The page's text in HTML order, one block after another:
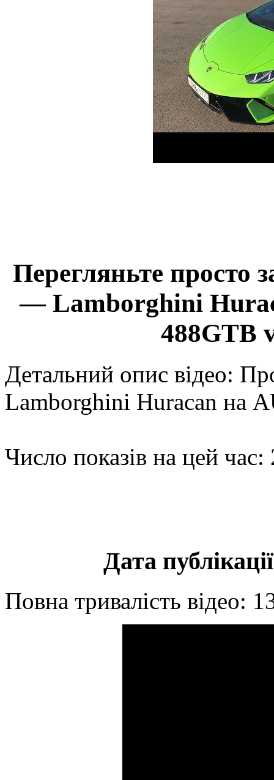
Перегляньте просто
— Lamborghini
488GTB
Детальний опис відео:
Lamborghini Huracan на
Число показів на цей час:
Дата
Повна тривалість відео: